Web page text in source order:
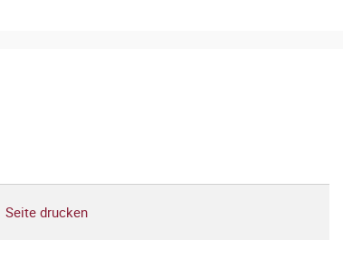
Seite drucken